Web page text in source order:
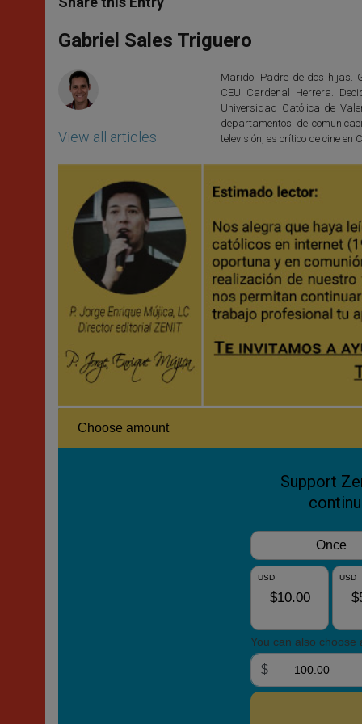
s
p
p
e
g
e
b
o
k
Gabriel Sales Triguero
View all articles
Marido. Padre de dos hijas.
CEU Cardenal Herrera.
Universidad Católica de
departamentos de
televisión, es crítico de cine en